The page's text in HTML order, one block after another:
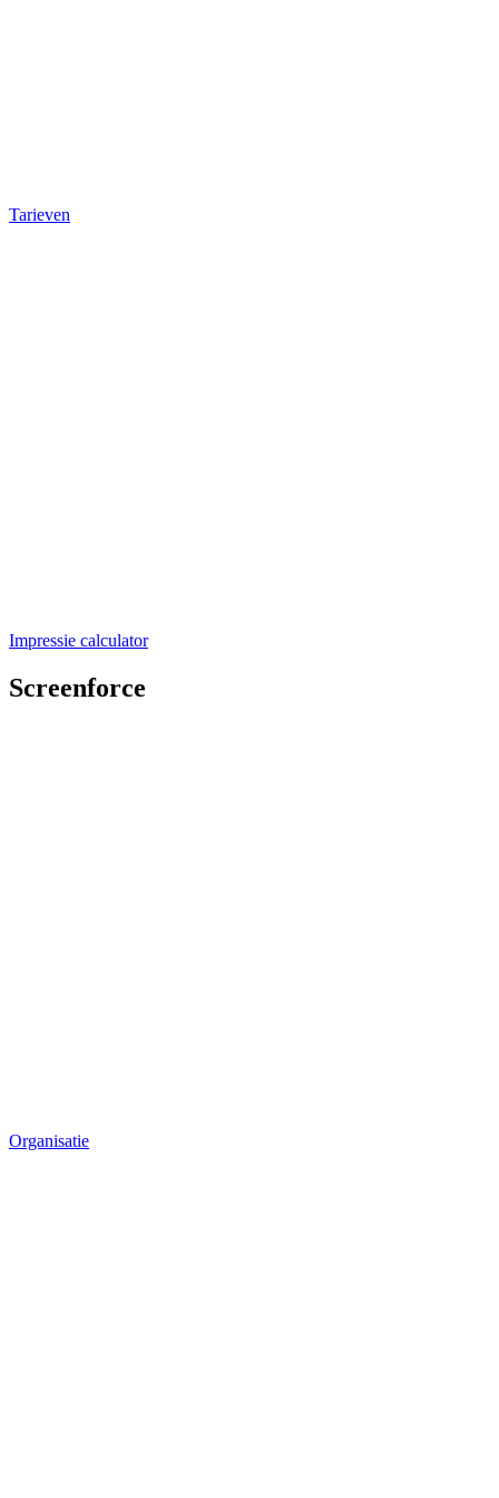
Tarieven
Impressie calculator
Screenforce
Organisatie